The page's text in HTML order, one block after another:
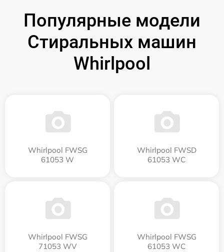
Популярные модели
Стиральных машин
Whirlpool
Whirlpool FWSG
61053 W
Whirlpool FWSD
61053 WC
Whirlpool FWSG
71053 WV
Whirlpool FWSG
61053 WC